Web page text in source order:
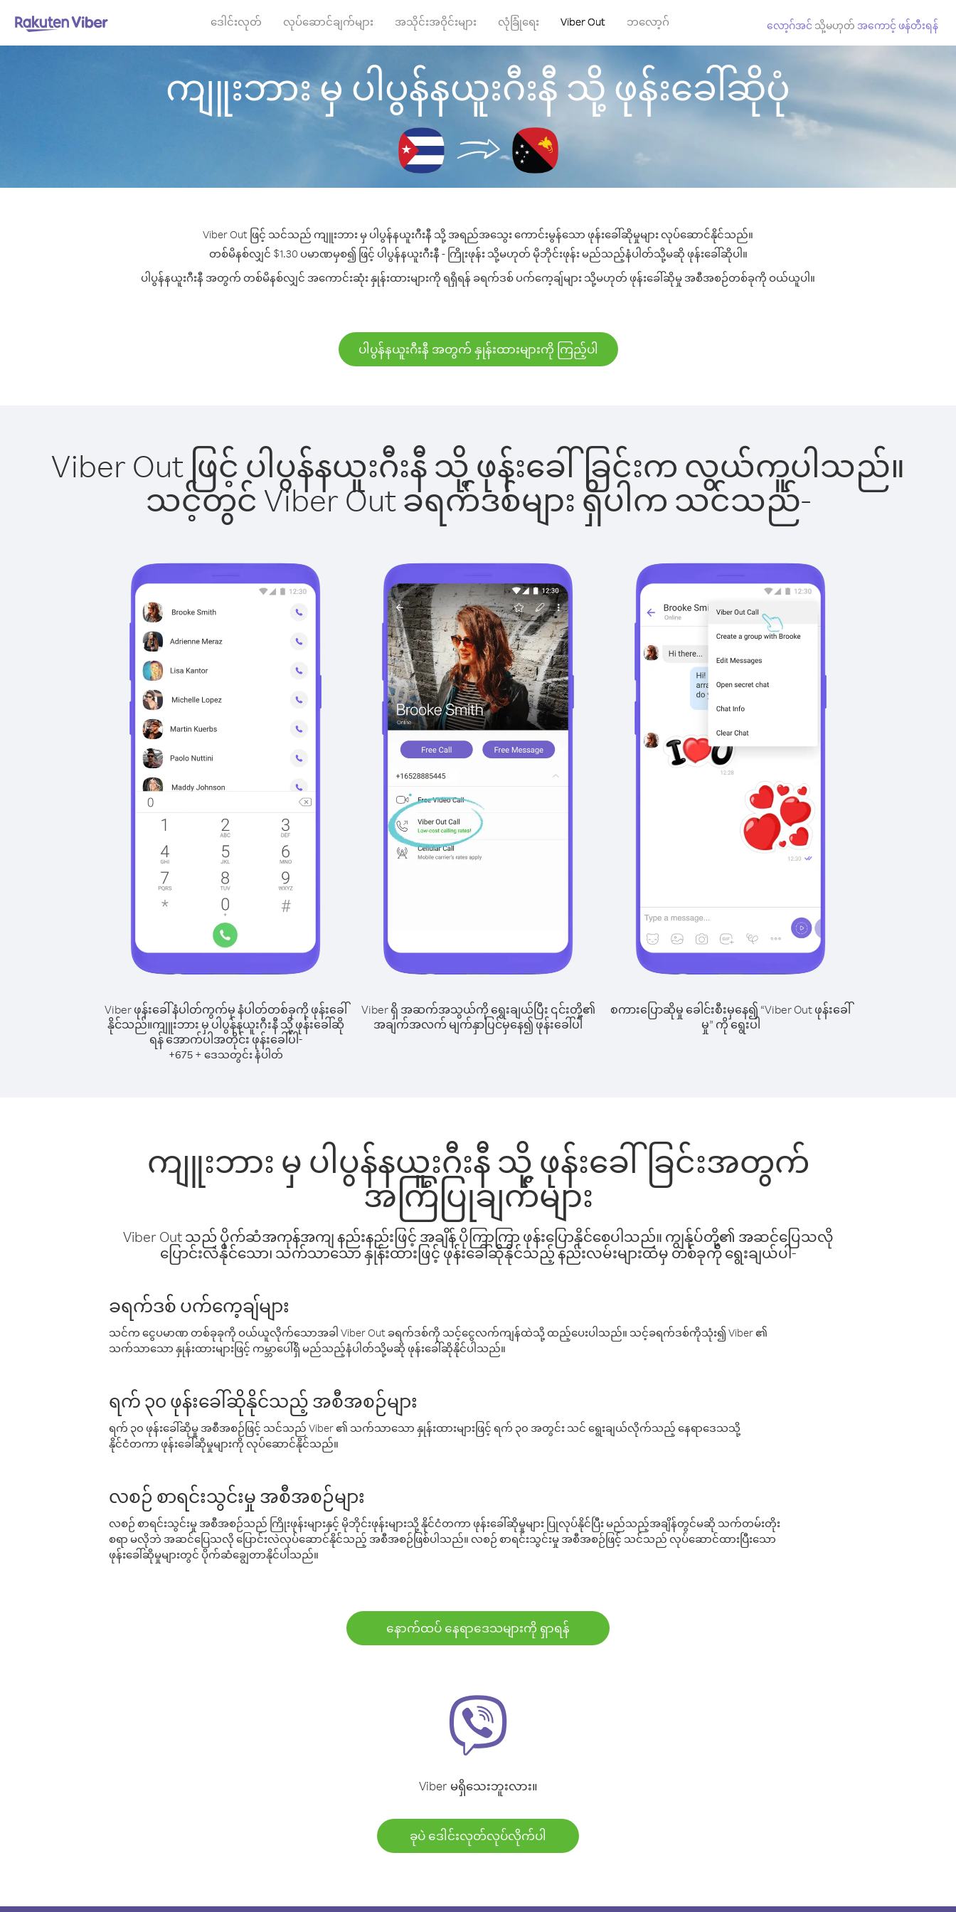
ဒေါင်းလုတ် လုပ်ဆောင်ချက်များ အသိုင်းအဝိုင်းများ လုံခြုံရေး Viber Out ဘလော့ဂ် လော့ဂ်အင် သို့မဟုတ် အကောင့် ဖန်တီးရန်
ကျူးဘား မှ ပါပွန်နယူးဂီးနီ သို့ ဖုန်းခေါ်ဆိုပုံ
Viber Out ဖြင့် သင်သည် ကျူးဘား မှ ပါပွန်နယူးဂီးနီ သို့ အရည်အသွေး ကောင်းမွန်သော ဖုန်းခေါ်ဆိုမှုများ လုပ်ဆောင်နိုင်သည်။
တစ်မိနစ်လျှင် $1.30 ပမာဏမှစ၍ ဖြင့် ပါပွန်နယူးဂီးနီ - ကြိုးဖုန်း သို့မဟုတ် မိုဘိုင်းဖုန်း မည်သည့်နံပါတ်သို့မဆို ဖုန်းခေါ်ဆိုပါ။
ပါပွန်နယူးဂီးနီ အတွက် တစ်မိနစ်လျှင် အကောင်းဆုံး နှုန်းထားများကို ရရှိရန် ခရက်ဒစ် ပက်ကေ့ချ်များ သို့မဟုတ် ဖုန်းခေါ်ဆိုမှု အစီအစဉ်တစ်ခုကို ဝယ်ယူပါ။
ပါပွန်နယူးဂီးနီ အတွက် နှုန်းထားများကို ကြည့်ပါ
Viber Out ဖြင့် ပါပွန်နယူးဂီးနီ သို့ ဖုန်းခေါ်ခြင်းက လွယ်ကူပါသည်။
သင့်တွင် Viber Out ခရက်ဒစ်များ ရှိပါက သင်သည်-
Viber ဖုန်းခေါ်နံပါတ်ကွက်မှ နံပါတ်တစ်ခုကို ဖုန်းခေါ်
နိုင်သည်။ကျူးဘား မှ ပါပွန်နယူးဂီးနီ သို့ ဖုန်းခေါ်ဆို
ရန် အောက်ပါအတိုင်း ဖုန်းခေါ်ပါ-
+675+ ဒေသတွင်း နံပါတ်
Viber ရှိ အဆက်အသွယ်ကို ရွေးချယ်ပြီး ၎င်းတို့၏
အချက်အလက် မျက်နှာပြင်မှနေ၍ ဖုန်းခေါ်ပါ
စကားပြောဆိုမှု ခေါင်းစီးမှနေ၍ “Viber Out ဖုန်းခေါ်
မှု” ကို ရွေးပါ
ကျူးဘား မှ ပါပွန်နယူးဂီးနီ သို့ ဖုန်းခေါ်ခြင်းအတွက်
အကြံပြုချက်များ
Viber Out သည် ပိုက်ဆံအကုန်အကျ နည်းနည်းဖြင့် အချိန် ပိုကြာကြာ ဖုန်းပြောနိုင်စေပါသည်။ ကျွန်ုပ်တို့၏ အဆင်ပြေသလို
ပြောင်းလဲနိုင်သော၊ သက်သာသော နှုန်းထားဖြင့် ဖုန်းခေါ်ဆိုနိုင်သည့် နည်းလမ်းများထဲမှ တစ်ခုကို ရွေးချယ်ပါ-
ခရက်ဒစ် ပက်ကေ့ချ်များ
သင်က ငွေပမာဏ တစ်ခုခုကို ဝယ်ယူလိုက်သောအခါ Viber Out ခရက်ဒစ်ကို သင့်ငွေလက်ကျန်ထဲသို့ ထည့်ပေးပါသည်။ သင့်ခရက်ဒစ်ကိုသုံး၍ Viber ၏
သက်သာသော နှုန်းထားများဖြင့် ကမ္ဘာပေါ်ရှိ မည်သည့်နံပါတ်သို့မဆို ဖုန်းခေါ်ဆိုနိုင်ပါသည်။
ရက် ၃၀ ဖုန်းခေါ်ဆိုနိုင်သည့် အစီအစဉ်များ
ရက် ၃၀ ဖုန်းခေါ်ဆိုမှု အစီအစဉ်ဖြင့် သင်သည် Viber ၏ သက်သာသော နှုန်းထားများဖြင့် ရက် ၃၀ အတွင်း သင် ရွေးချယ်လိုက်သည့် နေရာဒေသသို့
နိုင်ငံတကာ ဖုန်းခေါ်ဆိုမှုများကို လုပ်ဆောင်နိုင်သည်။
လစဉ် စာရင်းသွင်းမှု အစီအစဉ်များ
လစဉ် စာရင်းသွင်းမှု အစီအစဉ်သည် ကြိုးဖုန်းများနှင့် မိုဘိုင်းဖုန်းများသို့ နိုင်ငံတကာ ဖုန်းခေါ်ဆိုမှုများ ပြုလုပ်နိုင်ပြီး မည်သည့်အချိန်တွင်မဆို သက်တမ်းတိုး
စရာ မလိုဘဲ အဆင်ပြေသလို ပြောင်းလဲလုပ်ဆောင်နိုင်သည့် အစီအစဉ်ဖြစ်ပါသည်။ လစဉ် စာရင်းသွင်းမှု အစီအစဉ်ဖြင့် သင်သည် လုပ်ဆောင်ထားပြီးသော
ဖုန်းခေါ်ဆိုမှုများတွင် ပိုက်ဆံချွေတာနိုင်ပါသည်။
နောက်ထပ် နေရာဒေသများကို ရှာရန်
Viber မရှိသေးဘူးလား။
ခုပဲ ဒေါင်းလုတ်လုပ်လိုက်ပါ